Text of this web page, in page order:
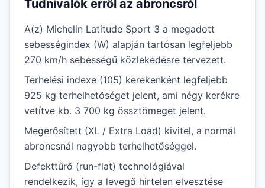
Tudnivalók erről az abroncsról
A(z) Michelin Latitude Sport 3 a megadott
sebességindex (W) alapján tartósan legfeljebb
270 km/h sebességű közlekedésre tervezett.
Terhelési indexe (105) kerekenként legfeljebb
925 kg terhelhetőséget jelent, ami négy kerékre
vetítve kb. 3 700 kg össztömeget jelent.
Megerősített (XL / Extra Load) kivitel, a normál
abroncsnál nagyobb terhelhetőséggel.
Defekttűrő (run-flat) technológiával
rendelkezik, így a levegő hirtelen elvesztése